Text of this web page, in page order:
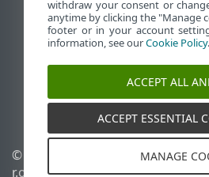
Жұмыс үстеліндегі
End of Life
ESET білім қоры
ESET форумы
ESET Status Portal
Аймақтық қолдау
© 1992 - 2026 ESET, spol. s
r.o. - Барлық құқықтары
withdraw your consent or
anytime by clicking the "Manage
footer or in your account
information, see ourCookie Policy.
ACCEPT ALL
ACCEPT ESSENTIAL
MANAGE